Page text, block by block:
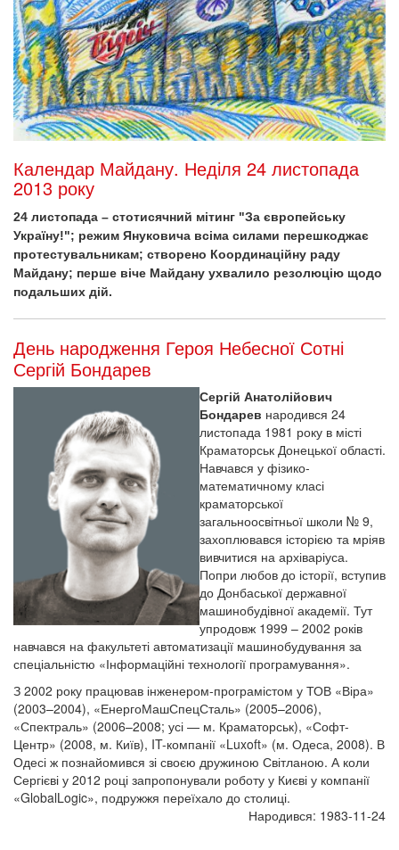
Календар Майдану. Неділя 24 листопада
2013 року
24 листопада – стотисячний мітинг "За європейську
Україну!"; режим Януковича всіма силами перешкоджає
протестувальникам; створено Координаційну раду
Майдану; перше віче Майдану ухвалило резолюцію щодо
подальших дій.
День народження Героя Небесної Сотні
Сергій Бондарев
Сергій Анатолійович
Бондарев народився 24
листопада 1981 року в місті
Краматорськ Донецької області.
Навчався у фізико-
математичному класі
краматорської
загальноосвітньої школи № 9,
захоплювався історією та мріяв
вивчитися на архіваріуса.
Попри любов до історії, вступив
до Донбаської державної
машинобудівної академії. Тут
упродовж 1999 – 2002 років
навчався на факультеті автоматизації машинобудування за
спеціальністю «Інформаційні технології програмування».
З 2002 року працював інженером-програмістом у ТОВ «Віра»
(2003–2004), «ЕнергоМашСпецСталь» (2005–2006),
«Спектраль» (2006–2008; усі — м. Краматорськ), «Софт-
Центр» (2008, м. Київ), IT-компанії «Luxoft» (м. Одеса, 2008). В
Одесі ж познайомився зі своєю дружиною Світланою. А коли
Сергієві у 2012 році запропонували роботу у Києві у компанії
«GlobalLogic», подружжя переїхало до столиці.
Народився: 1983-11-24